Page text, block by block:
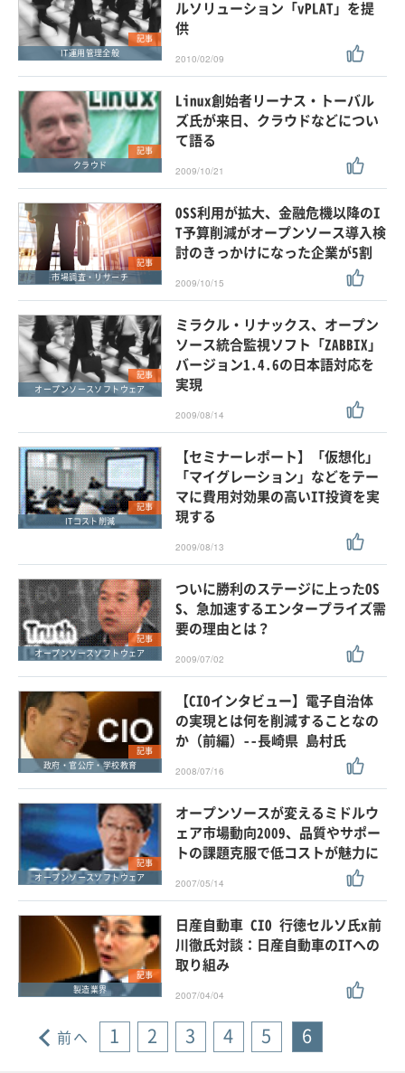
記事
IT運用管理全般
ルソリューション「vPLAT」を提
供
2010/02/09
記事
クラウド
Linux創始者リーナス・トーバル
ズ氏が来日、クラウドなどについ
て語る
2009/10/21
記事
市場調査・リサーチ
OSS利用が拡大、金融危機以降のI
T予算削減がオープンソース導入検
討のきっかけになった企業が5割
2009/10/15
記事
オープンソースソフトウェア
ミラクル・リナックス、オープン
ソース統合監視ソフト「ZABBIX」
バージョン1.4.6の日本語対応を
実現
2009/08/14
記事
ITコスト削減
【セミナーレポート】「仮想化」
「マイグレーション」などをテー
マに費用対効果の高いIT投資を実
現する
2009/08/13
記事
オープンソースソフトウェア
ついに勝利のステージに上ったOS
S、急加速するエンタープライズ需
要の理由とは？
2009/07/02
記事
政府・官公庁・学校教育
【CIOインタビュー】電子自治体
の実現とは何を削減することなの
か（前編）--長崎県 島村氏
2008/07/16
記事
オープンソースソフトウェア
オープンソースが変えるミドルウ
ェア市場動向2009、品質やサポー
トの課題克服で低コストが魅力に
2007/05/14
記事
製造業界
日産自動車 CIO 行徳セルソ氏x前
川徹氏対談：日産自動車のITへの
取り組み
2007/04/04
前へ 1 2 3 4 5 6